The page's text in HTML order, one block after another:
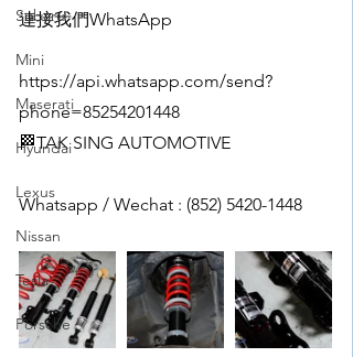
Subaru
Mini
Maserati
Hyundai
Lexus
Nissan
Tesla
Porsche
連接我們WhatsApp
https://api.whatsapp.com/send?
phone=85254201448
🏁TAK SING AUTOMOTIVE
Whatsapp / Wechat : (852) 5420-1448